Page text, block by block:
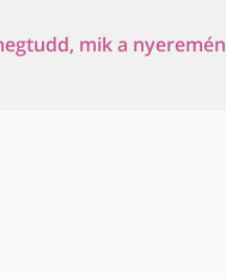
mik a